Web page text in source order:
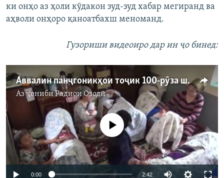
ки онҳо аз ҳоли кӯдакон зуд-зуд хабар мегиранд ва
аҳволи онҳоро қаноатбахш меноманд.
Гузориши видеоиро дар ин ҷо бинед:
Аввалин панҷгоникҳои тоҷик 100-рӯза шуданд
Аз ҷонибиРадиои Озодӣ
Феълан кор намекунад
0:00 2:42